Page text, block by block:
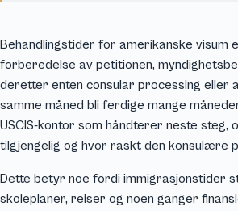
Behandlingstider for amerikanske visum
forberedelse av petitionen,
deretter enten consular processing eller
samme måned bli ferdige mange
USCIS-kontor som håndterer neste steg,
tilgjengelig og hvor raskt den konsulære
Dette betyr noe fordi immigrasjonstider
skoleplaner, reiser og noen ganger